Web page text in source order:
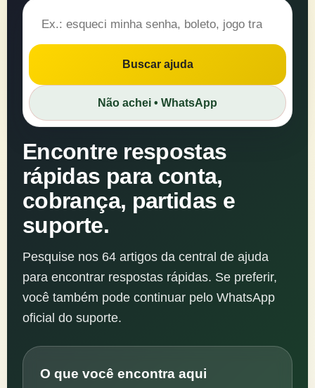
Buscar
na
central
de
Buscar ajuda
Não achei • WhatsApp
Encontre respostas
rápidas para conta,
cobrança, partidas e
suporte.
Pesquise nos 64 artigos da central de ajuda
para encontrar respostas rápidas. Se preferir,
você também pode continuar pelo WhatsApp
oficial do suporte.
O que você encontra aqui